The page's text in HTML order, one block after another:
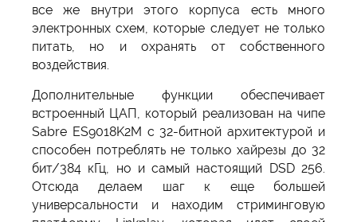
все же внутри этого корпуса есть много
электронных схем, которые следует не только
питать, но и охранять от собственного
воздействия.
Дополнительные функции обеспечивает
встроенный ЦАП, который реализован на чипе
Sabre ES9018K2M с 32-битной архитектурой и
способен потреблять не только хайрезы до 32
бит/384 кГц, но и самый настоящий DSD 256.
Отсюда делаем шаг к еще большей
универсальности и находим стриминговую